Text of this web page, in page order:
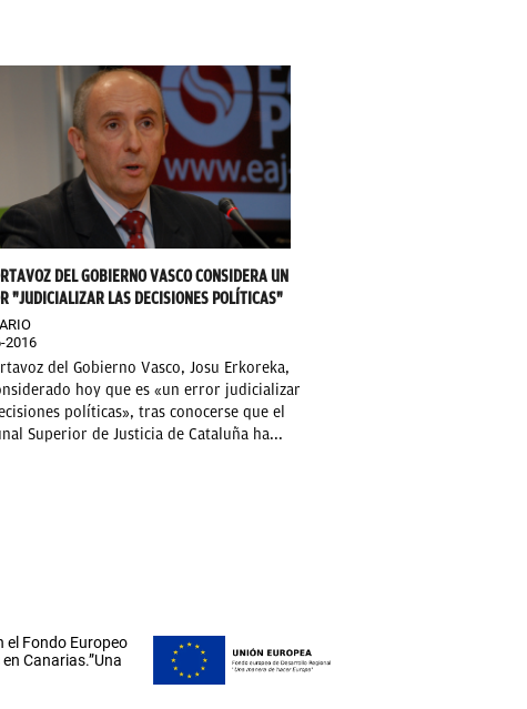
DEL GOBIERNO VASCO CONSIDERA UN
"JUDICIALIZAR LAS DECISIONES POLÍTICAS"
2016
del Gobierno Vasco, Josu Erkoreka,
hoy que es «un error judicializar
políticas», tras conocerse que el
Superior de Justicia de Cataluña ha...
el Fondo Europeo
Canarias.”Una